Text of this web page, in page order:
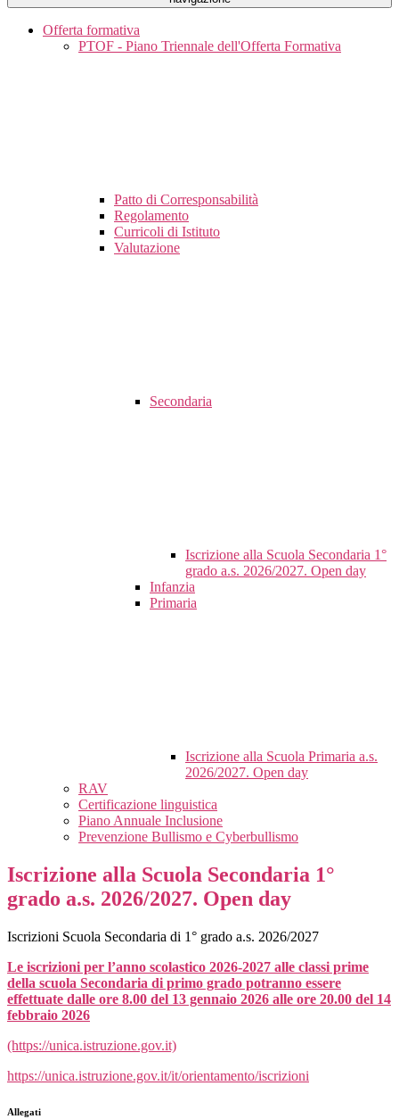
Offerta formativa
PTOF - Piano Triennale dell'Offerta Formativa
Patto di Corresponsabilità
Regolamento
Curricoli di Istituto
Valutazione
Secondaria
Iscrizione alla Scuola Secondaria 1°
grado a.s. 2026/2027. Open day
Infanzia
Primaria
Iscrizione alla Scuola Primaria a.s.
2026/2027. Open day
RAV
Certificazione linguistica
Piano Annuale Inclusione
Prevenzione Bullismo e Cyberbullismo
Iscrizione alla Scuola Secondaria 1°
grado a.s. 2026/2027. Open day
Iscrizioni Scuola Secondaria di 1° grado a.s. 2026/2027
Le iscrizioni per l’anno scolastico 2026-2027 alle classi prime
della scuola Secondaria di primo grado potranno essere
effettuate dalle ore 8.00 del 13 gennaio 2026 alle ore 20.00 del 14
febbraio 2026
(https://unica.istruzione.gov.it)
https://unica.istruzione.gov.it/it/orientamento/iscrizioni
Allegati